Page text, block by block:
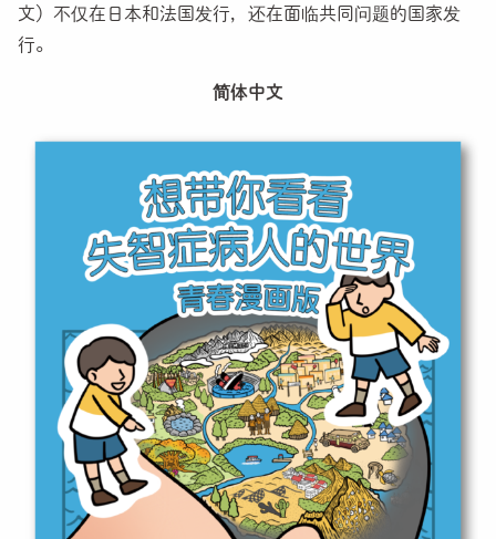
文）不仅在日本和法国发行，还在面临共同问题的国家发
行。
简体中文